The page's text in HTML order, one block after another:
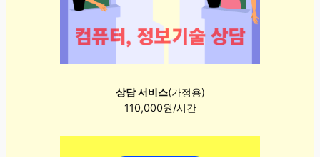
상담 서비스(가정용)
110,000원/시간